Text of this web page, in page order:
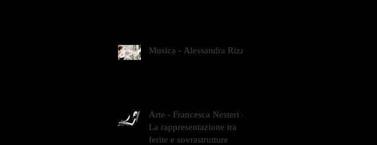
Musica - Alessandra Rizzo
Arte - Francesca Nesteri -
La rappresentazione tra
ferite e sovrastrutture